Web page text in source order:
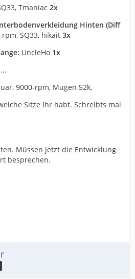
Tmaniac 2x
Hinten (Diff
rpm, SQ33, hikait 3x
UncleHo 1x
9000-rpm, Mugen S2k,
Sitze Ihr habt. Schreibts mal
Müssen jetzt die Entwicklung
besprechen.